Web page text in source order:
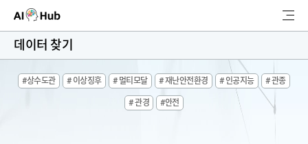
AI-Hub
검
색
데이터 찾기
#상수도관 # 이상징후 # 멀티모달 # 재난안전환경 # 인공지능 # 관종
# 관경 #안전